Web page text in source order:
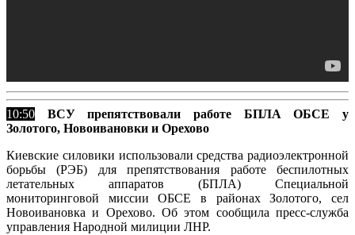
10:50
ВСУ препятствовали работе БПЛА ОБСЕ у
Золотого, Новоивановки и Орехово
Киевские силовики использовали средства радиоэлектронной
борьбы (РЭБ) для препятствования работе беспилотных
летательных аппаратов (БПЛА) Специальной
мониторинговой миссии ОБСЕ в районах Золотого, сел
Новоивановка и Орехово. Об этом сообщила пресс-служба
управления Народной милиции ЛНР.